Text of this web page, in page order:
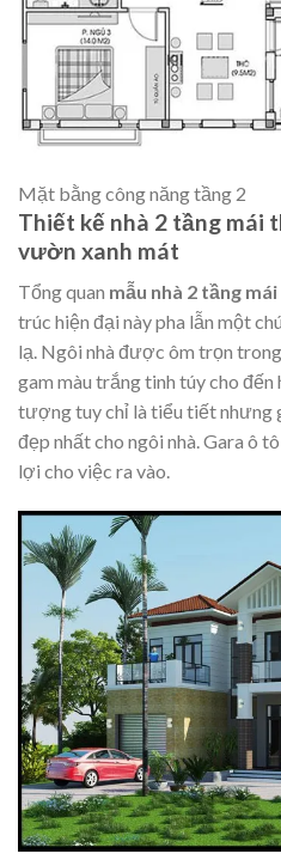
Mặt bằng công năng tầng 2
Thiết kế nhà 2 tầng mái
vườn xanh mát
Tổng quan mẫu nhà 2 tầng
trúc hiện đại này pha lẫn một
lạ. Ngôi nhà được ôm trọn
gam màu trắng tinh túy cho đến
tượng tuy chỉ là tiểu tiết nhưng
đẹp nhất cho ngôi nhà. Gara ô
lợi cho việc ra vào.